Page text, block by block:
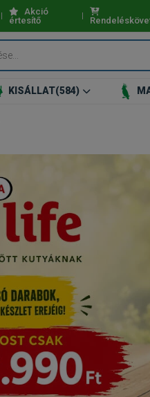
Akció
értesítő
KISÁLLAT(584)